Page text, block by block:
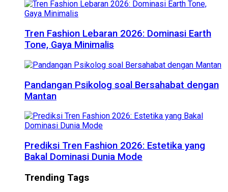
Tren Fashion Lebaran 2026: Dominasi Earth
Tone, Gaya Minimalis
Pandangan Psikolog soal Bersahabat dengan
Mantan
Prediksi Tren Fashion 2026: Estetika yang
Bakal Dominasi Dunia Mode
Trending Tags